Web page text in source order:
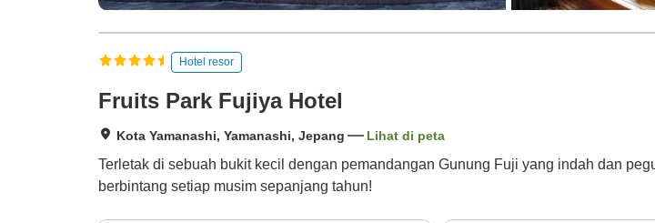
Hotel resor
Fruits Park Fujiya Hotel
Kota Yamanashi, Yamanashi, Jepang Lihat di peta
Terletak di sebuah bukit kecil dengan pemandangan Gunung Fuji yang indah dan
berbintang setiap musim sepanjang tahun!